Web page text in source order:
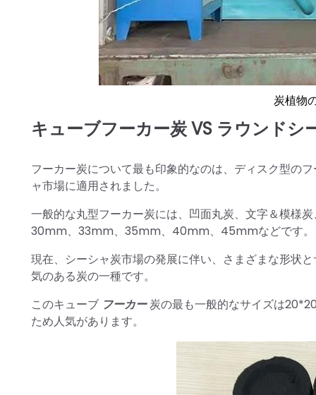
炭植物
キューブフーカー炭 VS ラウンドシ
フーカー炭について最も印象的なのは、ディスク型の
ャ市場に適用されました。
一般的な丸型フーカー炭には、凹面丸炭、文字＆模様
30mm、33mm、35mm、40mm、45mmなどです。
現在、シーシャ炭市場の発展に伴い、さまざまな形状
気のある炭の一種です。
このキューブ フーカー炭の最も一般的なサイズは
ため人気があります。